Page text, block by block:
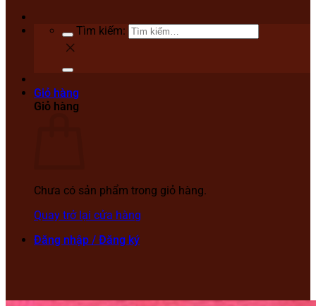
Tìm kiếm:
Giỏ hàng
Giỏ hàng
Chưa có sản phẩm trong giỏ hàng.
Quay trở lại cửa hàng
Đăng nhập / Đăng ký